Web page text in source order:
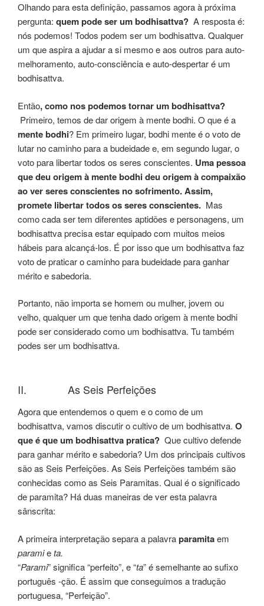
Olhando para esta definição, passamos agora à próxima
pergunta: quem pode ser um bodhisattva? A resposta é:
nós podemos! Todos podem ser um bodhisattva. Qualquer
um que aspira a ajudar a si mesmo e aos outros para auto-
melhoramento, auto-consciência e auto-despertar é um
bodhisattva.
Então, como nos podemos tornar um bodhisattva?
Primeiro, temos de dar origem à mente bodhi. O que é a
mente bodhi? Em primeiro lugar, bodhi mente é o voto de
lutar no caminho para a budeidade e, em segundo lugar, o
voto para libertar todos os seres conscientes. Uma pessoa
que deu origem à mente bodhi deu origem à compaixão
ao ver seres conscientes no sofrimento. Assim,
promete libertar todos os seres conscientes. Mas
como cada ser tem diferentes aptidões e personagens, um
bodhisattva precisa estar equipado com muitos meios
hábeis para alcançá-los. É por isso que um bodhisattva faz
voto de praticar o caminho para budeidade para ganhar
mérito e sabedoria.
Portanto, não importa se homem ou mulher, jovem ou
velho, qualquer um que tenha dado origem à mente bodhi
pode ser considerado como um bodhisattva. Tu também
podes ser um bodhisattva.
II. As Seis Perfeições
Agora que entendemos o quem e o como de um
bodhisattva, vamos discutir o cultivo de um bodhisattva. O
que é que um bodhisattva pratica? Que cultivo defende
para ganhar mérito e sabedoria? Um dos principais cultivos
são as Seis Perfeições. As Seis Perfeições também são
conhecidas como as Seis Paramitas. Qual é o significado
de paramita? Há duas maneiras de ver esta palavra
sânscrita:
A primeira interpretação separa a palavraparamitaem
paramieta.
“Parami” significa “perfeito”, e “ta” é semelhante ao sufixo
português -ção. É assim que conseguimos a tradução
portuguesa, “Perfeição”.